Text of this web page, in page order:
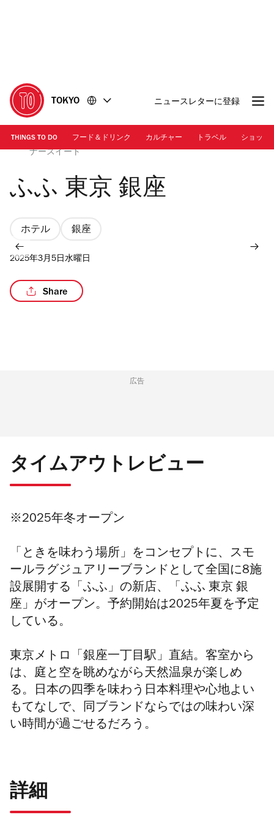
に
移
動
移
動
TOKYO ニュースレターに登録
THINGS TO DO フード＆ドリンク カルチャー トラベル ショッピ
Photo: Kisa Toyoshima | エゼクティブラグジュアリーコー
ナースイート
ふふ 東京 銀座
ホテル 銀座
2025年3月5日水曜日
Share
広告
タイムアウトレビュー
※2025年冬オープン
「ときを味わう場所」をコンセプトに、スモ
ールラグジュアリーブランドとして全国に8施
設展開する「ふふ」の新店、「ふふ 東京 銀
座」がオープン。予約開始は2025年夏を予定
している。
東京メトロ「銀座一丁目駅」直結。客室から
は、庭と空を眺めながら天然温泉が楽しめ
る。日本の四季を味わう日本料理や心地よい
もてなしで、同ブランドならではの味わい深
い時間が過ごせるだろう。
詳細